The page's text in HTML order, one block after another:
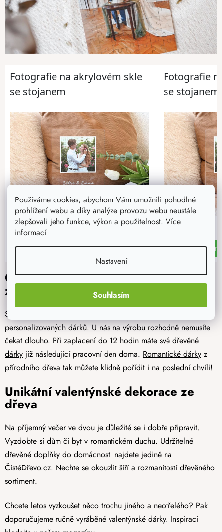
Používáme cookies, abychom Vám umožnili pohodlné
prohlížení webu a díky analýze provozu webu neustále
zlepšovali jeho funkce, výkon a použitelnost. Více
informací
Nastavení
Souhlasím
Gravírované dřevěné dárky na
zakázku: Jak dlouho trvá výroba
Spoustu našich zákazníků zajímá, jak je rychlé dodání
personalizovaných dárků. U nás na výrobu rozhodně nemusíte
čekat dlouho. Při zaplacení do 12 hodin máte své dřevěné
dárky již následující pracovní den doma. Romantické dárky z
přírodního dřeva tak můžete klidně pořídit i na poslední chvíli!
Unikátní valentýnské dekorace ze
dřeva
Na příjemný večer ve dvou je důležité se i dobře připravit.
Vyzdobte si dům či byt v romantickém duchu. Udržitelné
dřevěné doplňky do domácnosti najdete jedině na
ČistéDřevo.cz. Nechte se okouzlit šíří a rozmanitostí dřevěného
sortiment.
Chcete letos vyzkoušet něco trochu jiného a neotřelého? Pak
doporučujeme ručně vyráběné valentýnské dárky. Inspiraci